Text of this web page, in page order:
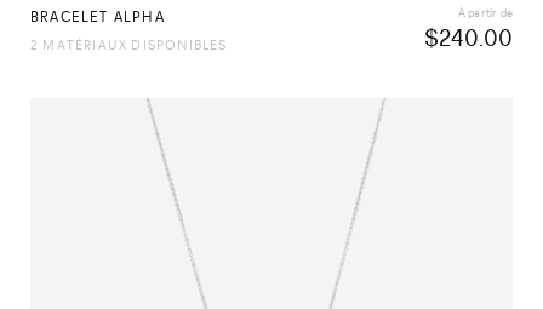
BRACELET ALPHA
$240.00
À partir de
2 MATÉRIAUX DISPONIBLES